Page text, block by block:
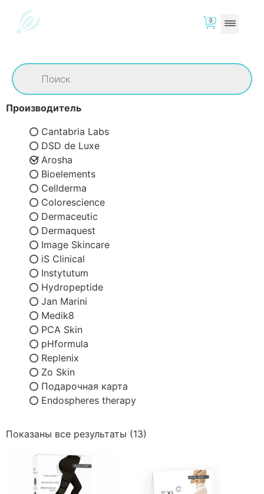
0
Производитель
Cantabria Labs
DSD de Luxe
Arosha
Bioelements
Cellderma
Colorescience
Dermaceutic
Dermaquest
Image Skincare
iS Clinical
Instytutum
Hydropeptide
Jan Marini
Medik8
PCA Skin
pHformula
Replenix
Zo Skin
Подарочная карта
Endospheres therapy
Показаны все результаты (13)